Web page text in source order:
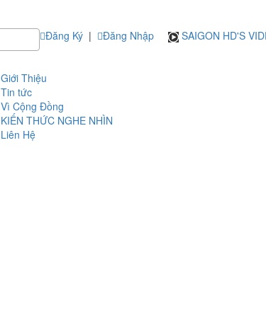
Đăng Ký | Đăng Nhập SAIGON HD'S
Giới Thiệu
Tin tức
Vì Cộng Đồng
KIẾN THỨC NGHE NHÌN
Liên Hệ